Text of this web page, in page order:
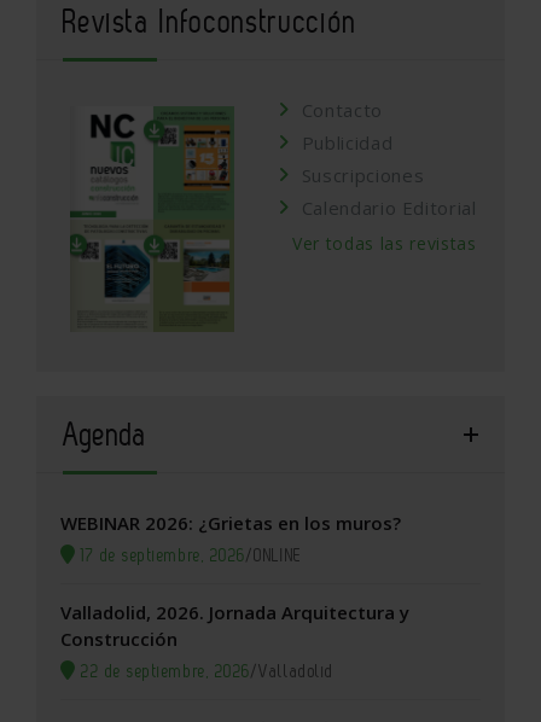
Revista Infoconstrucción
Contacto
Publicidad
Suscripciones
Calendario Editorial
Ver todas las revistas
Agenda
WEBINAR 2026: ¿Grietas en los muros?
17 de septiembre, 2026/ONLINE
Valladolid, 2026. Jornada Arquitectura y
Construcción
22 de septiembre, 2026/Valladolid